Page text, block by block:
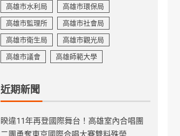
高雄市水利局 高雄市環保局
高雄市監理所 高雄市社會局
高雄市衛生局 高雄市觀光局
高雄市議會 高雄師範大學
近期新聞
睽違11年再登國際舞台！高雄室內合唱團